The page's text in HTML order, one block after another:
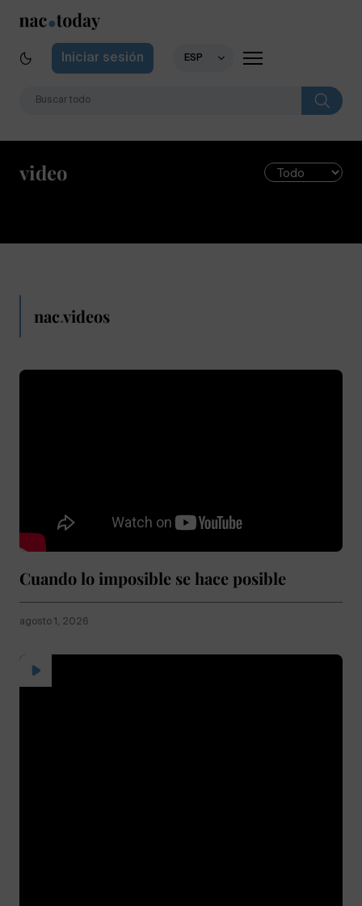
Iniciar sesión ESP
video
nac.videos
Cuando lo imposible se hace posible
agosto 1, 2026